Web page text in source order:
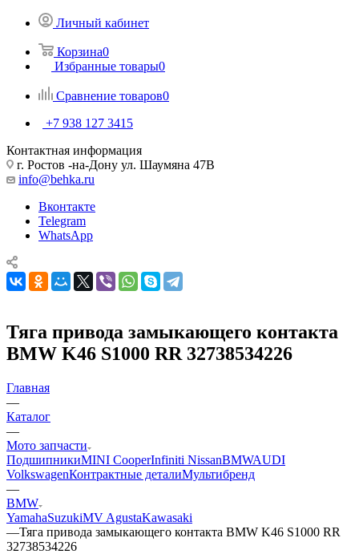
Личный кабинет
Корзина0
Избранные товары0
Сравнение товаров0
+7 938 127 3415
Контактная информация
г. Ростов -на-Дону ул. Шаумяна 47В
info@behka.ru
Вконтакте
Telegram
WhatsApp
Тяга привода замыкающего контакта
BMW K46 S1000 RR 32738534226
Главная
—
Каталог
—
Мото запчасти
ПодшипникиMINI CooperInfiniti NissanBMWAUDI
VolkswagenКонтрактные деталиМультибренд
—
BMW
YamahaSuzukiMV AgustaKawasaki
—Тяга привода замыкающего контакта BMW K46 S1000 RR
32738534226